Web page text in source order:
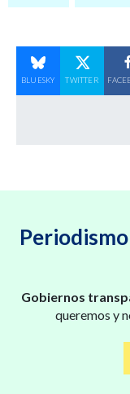
BLUESKY TWITTER
Gobiernos
queremos y